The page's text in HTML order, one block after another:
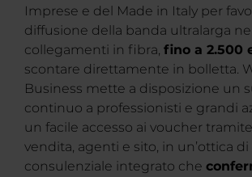
Imprese e del Made in Italy per
diffusione della banda ultralarga
collegamenti in fibra, fino a 2.500
scontare direttamente in bolletta.
Business mette a disposizione un
continuo a professionisti e grandi
un facile accesso ai voucher
vendita, agenti e sito, in un’ottica di
consulenziale integrato che